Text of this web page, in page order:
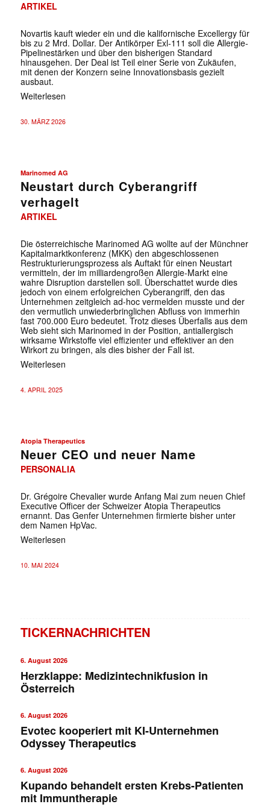
ARTIKEL
Novartis kauft wieder ein und die kalifornische Excellergy für
bis zu 2 Mrd. Dollar. Der Antikörper Exl-111 soll die Allergie-
Pipelinestärken und über den bisherigen Standard
hinausgehen. Der Deal ist Teil einer Serie von Zukäufen,
mit denen der Konzern seine Innovationsbasis gezielt
ausbaut.
Weiterlesen
30. MÄRZ 2026
Marinomed AG
Neustart durch Cyberangriff
verhagelt
ARTIKEL
Die österreichische Marinomed AG wollte auf der Münchner
Kapitalmarktkonferenz (MKK) den abgeschlossenen
Restrukturierungsprozess als Auftakt für einen Neustart
vermitteln, der im milliardengroßen Allergie-Markt eine
wahre Disruption darstellen soll. Überschattet wurde dies
jedoch von einem erfolgreichen Cyberangriff, den das
Unternehmen zeitgleich ad-hoc vermelden musste und der
den vermutlich unwiederbringlichen Abfluss von immerhin
fast 700.000 Euro bedeutet. Trotz dieses Überfalls aus dem
Web sieht sich Marinomed in der Position, antiallergisch
wirksame Wirkstoffe viel effizienter und effektiver an den
Wirkort zu bringen, als dies bisher der Fall ist.
Weiterlesen
4. APRIL 2025
Atopia Therapeutics
Neuer CEO und neuer Name
PERSONALIA
Dr. Grégoire Chevalier wurde Anfang Mai zum neuen Chief
Executive Officer der Schweizer Atopia Therapeutics
ernannt. Das Genfer Unternehmen firmierte bisher unter
dem Namen HpVac.
Weiterlesen
10. MAI 2024
TICKERNACHRICHTEN
6. August 2026
Herzklappe: Medizintechnikfusion in
Österreich
6. August 2026
Evotec kooperiert mit KI-Unternehmen
Odyssey Therapeutics
6. August 2026
Kupando behandelt ersten Krebs-Patienten
mit Immuntherapie